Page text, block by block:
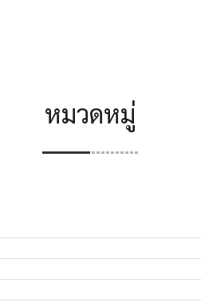
หมวดหมู่